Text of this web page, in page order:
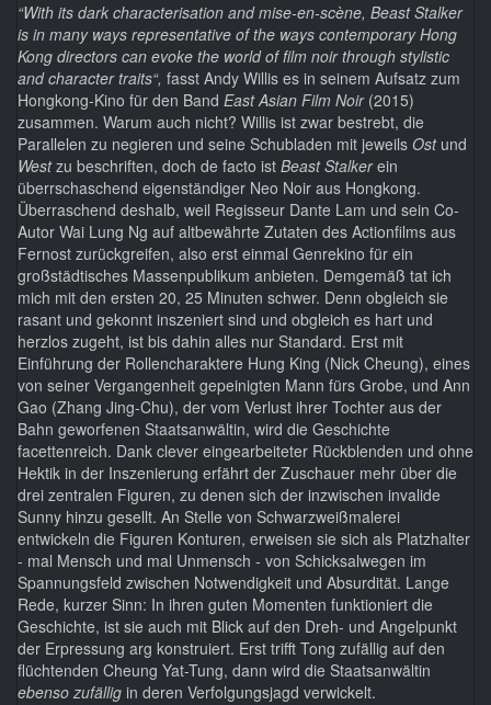
“With its dark characterisation and mise-en-scène, Beast Stalker
is in many ways representative of the ways contemporary Hong
Kong directors can evoke the world of film noir through stylistic
and character traits“, fasst Andy Willis es in seinem Aufsatz zum
Hongkong-Kino für den Band East Asian Film Noir (2015)
zusammen. Warum auch nicht? Willis ist zwar bestrebt, die
Parallelen zu negieren und seine Schubladen mit jeweils Ost und
Westzu beschriften, doch de facto ist Beast Stalkerein
überrschaschend eigenständiger Neo Noir aus Hongkong.
Überraschend deshalb, weil Regisseur Dante Lam und sein Co-
Autor Wai Lung Ng auf altbewährte Zutaten des Actionfilms aus
Fernost zurückgreifen, also erst einmal Genrekino für ein
großstädtisches Massenpublikum anbieten. Demgemäß tat ich
mich mit den ersten 20, 25 Minuten schwer. Denn obgleich sie
rasant und gekonnt inszeniert sind und obgleich es hart und
herzlos zugeht, ist bis dahin alles nur Standard. Erst mit
Einführung der Rollencharaktere Hung King (Nick Cheung), eines
von seiner Vergangenheit gepeinigten Mann fürs Grobe, und Ann
Gao (Zhang Jing-Chu), der vom Verlust ihrer Tochter aus der
Bahn geworfenen Staatsanwältin, wird die Geschichte
facettenreich. Dank clever eingearbeiteter Rückblenden und ohne
Hektik in der Inszenierung erfährt der Zuschauer mehr über die
drei zentralen Figuren, zu denen sich der inzwischen invalide
Sunny hinzu gesellt. An Stelle von Schwarzweißmalerei
entwickeln die Figuren Konturen, erweisen sie sich als Platzhalter
- mal Mensch und mal Unmensch - von Schicksalwegen im
Spannungsfeld zwischen Notwendigkeit und Absurdität. Lange
Rede, kurzer Sinn: In ihren guten Momenten funktioniert die
Geschichte, ist sie auch mit Blick auf den Dreh- und Angelpunkt
der Erpressung arg konstruiert. Erst trifft Tong zufällig auf den
flüchtenden Cheung Yat-Tung, dann wird die Staatsanwältin
ebenso zufällig in deren Verfolgungsjagd verwickelt.